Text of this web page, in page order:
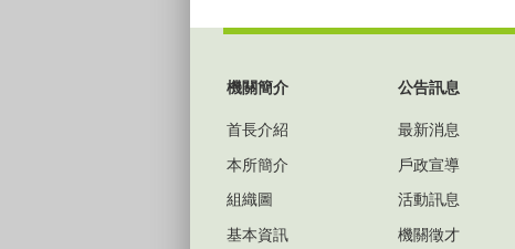
機關簡介
首長介紹
本所簡介
組織圖
基本資訊
公告訊息
最新消息
戶政宣導
活動訊息
機關徵才